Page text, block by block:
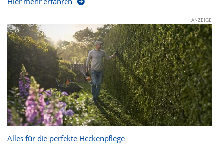
ANZEIGE
Alles für die perfekte Heckenpflege